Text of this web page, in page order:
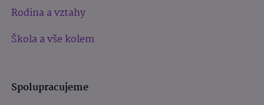
Rodina a vztahy
Škola a vše kolem
Spolupracujeme